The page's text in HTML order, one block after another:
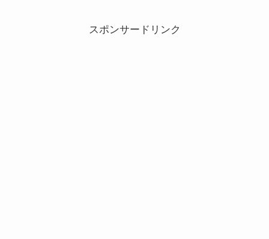
スポンサードリンク